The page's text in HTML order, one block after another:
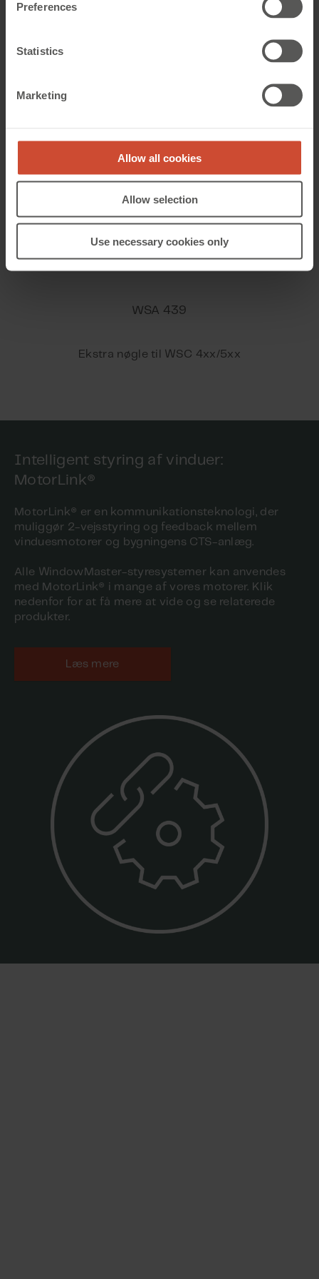
Preferences
Statistics
Marketing
Allow all cookies
Allow selection
Use necessary cookies only
Farve: grå (RAL 7035)
Modulcentralen kan opbygges som ønsket.
For andre varianter end oplyst på variantlisten -
kontakt vor slagsafdeling.
WSA 439
Ekstra nøgle til WSC 4xx/5xx
Intelligent styring af vinduer:
MotorLink®
MotorLink® er en kommunikationsteknologi, der
muliggør 2-vejsstyring og feedback mellem
vinduesmotorer og bygningens CTS-anlæg.
Alle WindowMaster-styresystemer kan anvendes
med MotorLink® i mange af vores motorer. Klik
nedenfor for at få mere at vide og se relaterede
produkter.
Læs mere